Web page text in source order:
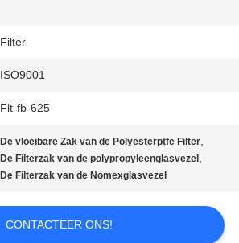
Filter
ISO9001
Flt-fb-625
De vloeibare Zak van de Polyesterptfe Filter,
De Filterzak van de polypropyleenglasvezel ,
De Filterzak van de Nomexglasvezel
CONTACTEER ONS!